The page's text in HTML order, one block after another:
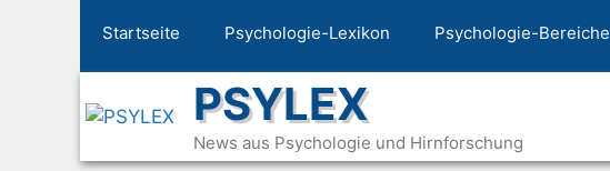
Startseite Psychologie-Lexikon Psychologie-Bereiche
PSYLEX
News aus Psychologie und Hirnforschung